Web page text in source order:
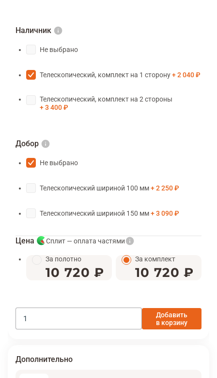
Наличник
Не выбрано
Телескопический, комплект на 1 сторону 2 040 ₽
Телескопический, комплект на 2 стороны
3 400 ₽
Добор
Не выбрано
Телескопический шириной 100 мм 2 250 ₽
Телескопический шириной 150 мм 3 090 ₽
Цена Сплит — оплата частями
За полотно
10 720 ₽
За комплект
10 720 ₽
Добавить
в корзину
Дополнительно